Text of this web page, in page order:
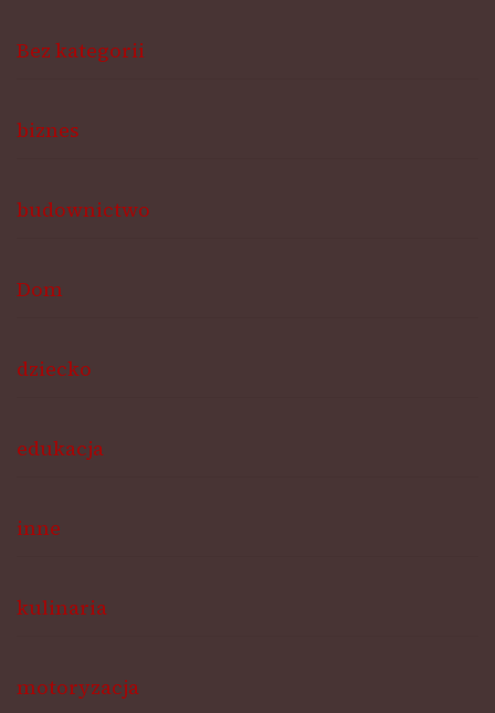
Bez kategorii
biznes
budownictwo
Dom
dziecko
edukacja
inne
kulinaria
motoryzacja